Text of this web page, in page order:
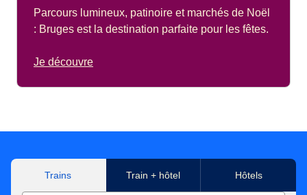
Parcours lumineux, patinoire et marchés de Noël
: Bruges est la destination parfaite pour les fêtes.
Je découvre
Trains Train + hôtel Hôtels